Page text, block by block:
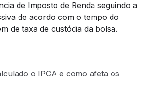
de Imposto de Renda seguindo a
de acordo com o tempo do
de taxa de custódia da bolsa.
o IPCA e como afeta os